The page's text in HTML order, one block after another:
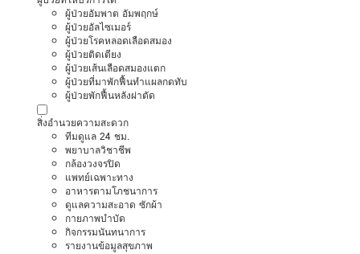
ผู้ป่วยอัมพาต อัมพฤกษ์
ผู้ป่วยอัลไซเมอร์
ผู้ป่วยโรคหลอดเลือดสมอง
ผู้ป่วยติดเตียง
ผู้ป่วยเส้นเลือดสมองแตก
ผู้ป่วยที่มาพักฟื้นทำแผลกดทับ
ผู้ป่วยพักฟื้นหลังผ่าตัด
สิ่งอำนวยความสะดวก
ทีมดูแล 24 ชม.
พยาบาลวิชาชีพ
กล้องวงจรปิด
แพทย์เฉพาะทาง
อาหารตามโภชนาการ
ดูแลความสะอาด ซักผ้า
กายภาพบำบัด
กิจกรรมนันทนาการ
รายงานข้อมูลสุขภาพ